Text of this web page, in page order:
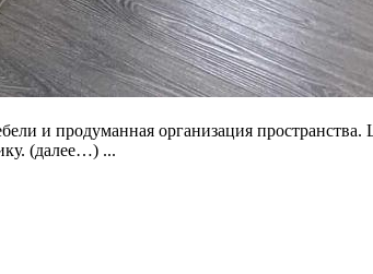
и продуманная организация
(далее…) ...